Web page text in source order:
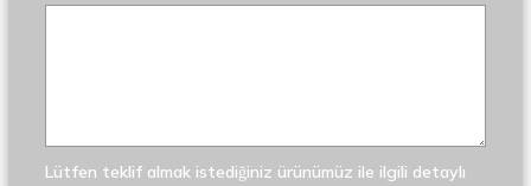
Lütfen teklif almak istediğiniz ürünümüz ile ilgili detaylı